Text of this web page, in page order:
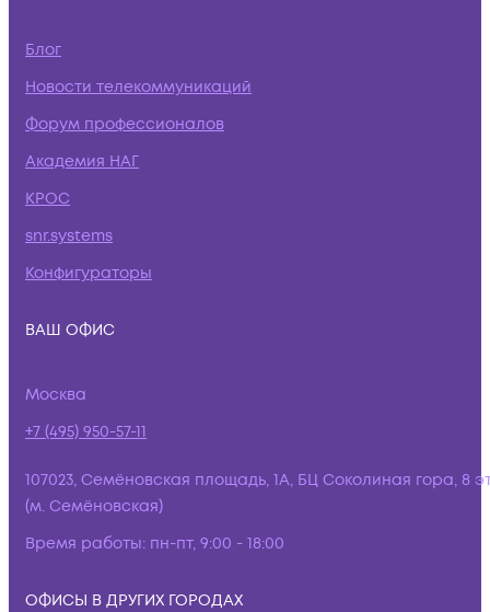
Блог
Новости телекоммуникаций
Форум профессионалов
Академия НАГ
КРОС
snr.systems
Конфигураторы
ВАШ ОФИС
Москва
+7 (495) 950-57-11
107023, Семёновская площадь, 1А, БЦ Соколиная гора, 8
(м. Семёновская)
Время работы: пн-пт, 9:00 - 18:00
ОФИСЫ В ДРУГИХ ГОРОДАХ